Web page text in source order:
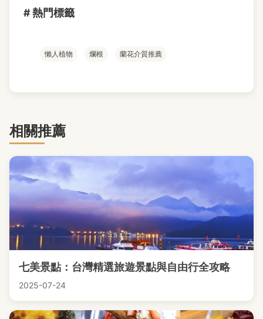
# 熱門標籤
懶人植物 爛根 蘭花介質推薦
相關推薦
七美景點：台灣精選旅遊景點與自由行全攻略
2025-07-24